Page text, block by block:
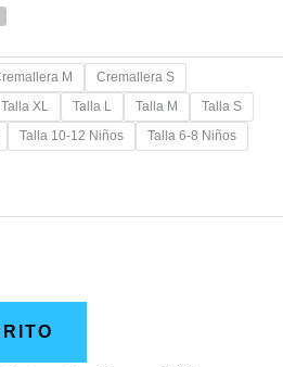
M
Cremallera S
Talla XL Talla L Talla M
Talla S
Talla 10-12 Niños
Talla 6-8 Niños